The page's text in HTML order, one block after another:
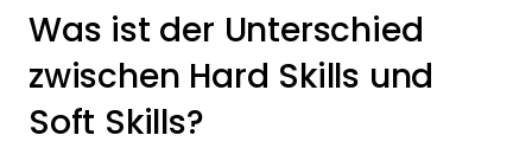
Was ist der Unterschied
zwischen Hard Skills und
Soft Skills?